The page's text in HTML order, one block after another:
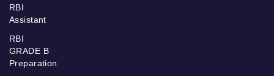
RBI
Assistant
RBI
GRADE B
Preparation